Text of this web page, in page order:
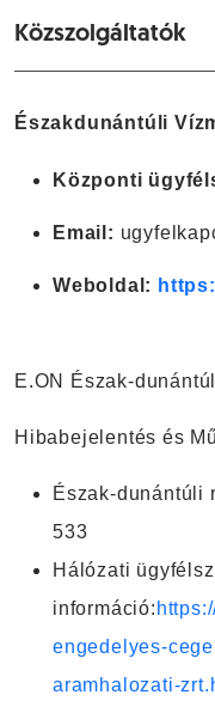
Közszolgáltatók
Északdunántúli
Központi
Email:
Weboldal:
E.ON Észak-
Hibabejelentés és
Észak-dunántúli
533
Hálózati
információ:
engedelyes-
aramhalozati-